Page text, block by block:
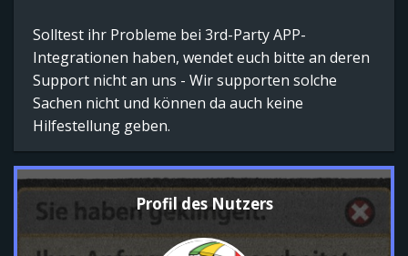
Solltest ihr Probleme bei 3rd-Party APP-
Integrationen haben, wendet euch bitte an deren
Support nicht an uns - Wir supporten solche
Sachen nicht und können da auch keine
Hilfestellung geben.
Profil des Nutzers